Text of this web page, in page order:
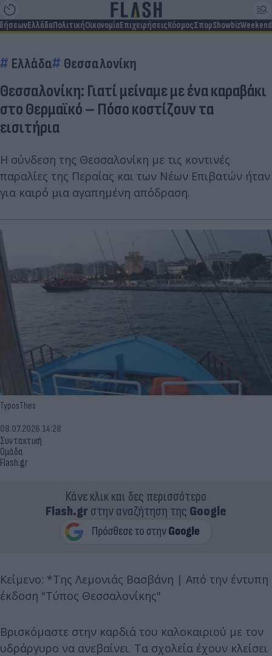
ΕλλάδαΠολιτικήΟικονομίαΕπιχειρήσειςΚόσμοςΣπορShowbizWeekend
Ελλάδα Θεσσαλονίκη
Θεσσαλονίκη: Γιατί μείναμε με ένα καραβάκι
στο Θερμαϊκό – Πόσο κοστίζουν τα
εισιτήρια
Η σύνδεση της Θεσσαλονίκη με τις κοντινές
παραλίες της Περαίας και των Νέων Επιβατών ήταν
για καιρό μια αγαπημένη απόδραση.
TyposThes
Συντακτική
Ομάδα
Flash.gr
08.07.2026 14:28
Κάνε κλικ και δες περισσότερο
Flash.grστην αναζήτηση της Google
Κείμενο: *Της Λεμονιάς Βασβάνη | Από την έντυπη
έκδοση "Τύπος Θεσσαλονίκης"
Βρισκόμαστε στην καρδιά του καλοκαιριού με τον
υδράργυρο να ανεβαίνει. Τα σχολεία έχουν κλείσει